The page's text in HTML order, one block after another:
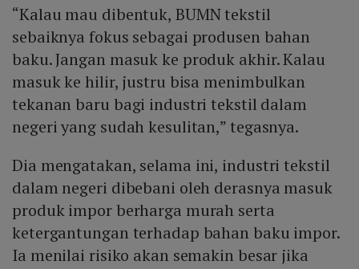
“Kalau mau dibentuk, BUMN tekstil
sebaiknya fokus sebagai produsen bahan
baku. Jangan masuk ke produk akhir. Kalau
masuk ke hilir, justru bisa menimbulkan
tekanan baru bagi industri tekstil dalam
negeri yang sudah kesulitan,” tegasnya.
Dia mengatakan, selama ini, industri tekstil
dalam negeri dibebani oleh derasnya masuk
produk impor berharga murah serta
ketergantungan terhadap bahan baku impor.
Ia menilai risiko akan semakin besar jika